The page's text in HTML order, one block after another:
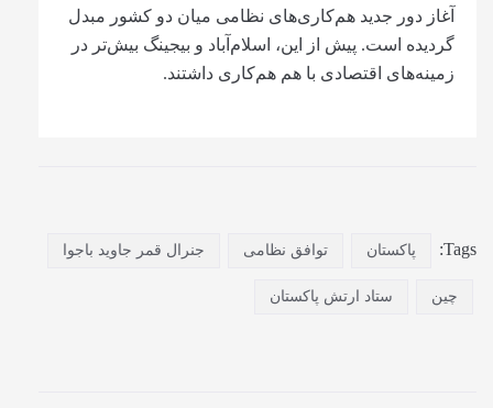
آغاز دور جدید هم‌کاری‌های نظامی میان دو کشور مبدل
گردیده است. پیش از این، اسلام‌آباد و بیجینگ بیش‌تر در
زمینه‌های اقتصادی با هم هم‌کاری داشتند.
Tags: پاکستان توافق نظامی جنرال قمر جاوید باجوا
چین ستاد ارتش پاکستان